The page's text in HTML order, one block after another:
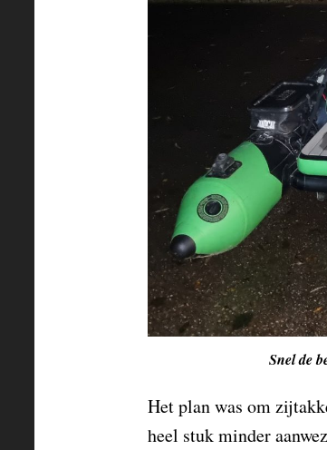
Snel de
Het plan was om
heel stuk minder